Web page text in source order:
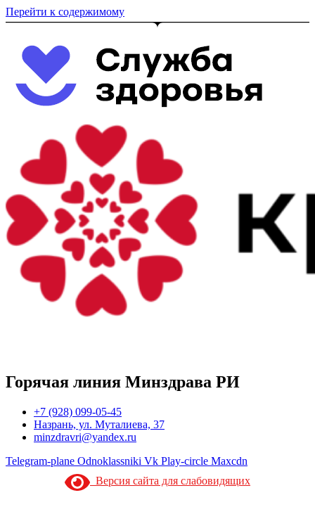
Перейти к содержимому
Горячая линия Минздрава РИ
+7 (928) 099-05-45
Назрань, ул. Муталиева, 37
minzdravri@yandex.ru
Telegram-plane Odnoklassniki Vk Play-circle Maxcdn
Версия сайта для слабовидящих